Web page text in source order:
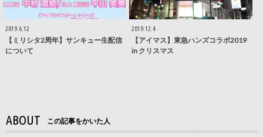
2019.6.12
【ミリシタ2周年】サンキュー生配信
について
2019.12.4
【アイマス】東急ハンズコラボ2019
in クリスマス
ABOUT この記事をかいた人